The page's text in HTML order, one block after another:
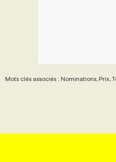
Mots clés associés : Nominations, Prix,